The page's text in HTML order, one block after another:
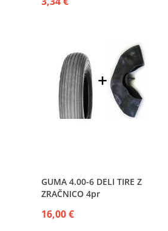
GUMA 4.00-6 DELI TIRE Z
ZRAČNICO 4pr
16,00 €